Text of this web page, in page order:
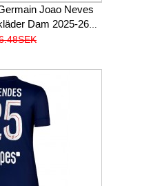
Joao Neves
Dam 2025-26